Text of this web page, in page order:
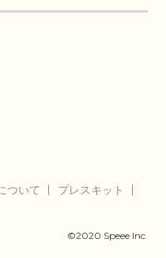
ついて
プレスキット
©2020 Speee Inc.